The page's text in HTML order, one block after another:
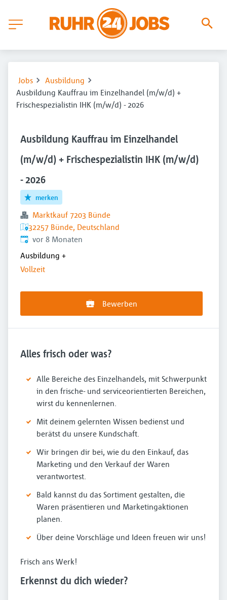
Jobs
Ausbildung
Ausbildung Kauffrau im Einzelhandel (m/w/d) +
Frischespezialistin IHK (m/w/d) - 2026
Ausbildung Kauffrau im Einzelhandel
(m/w/d) + Frischespezialistin IHK (m/w/d)
- 2026
merken
Marktkauf 7203 Bünde
32257 Bünde, Deutschland
Veröffentlicht:
vor 8 Monaten
Ausbildung +
Vollzeit
Bewerben
Alles frisch oder was?
Alle Bereiche des Einzelhandels, mit Schwerpunkt
in den frische- und serviceorientierten Bereichen,
wirst du kennenlernen.
Mit deinem gelernten Wissen bedienst und
berätst du unsere Kundschaft.
Wir bringen dir bei, wie du den Einkauf, das
Marketing und den Verkauf der Waren
verantwortest.
Bald kannst du das Sortiment gestalten, die
Waren präsentieren und Marketingaktionen
planen.
Über deine Vorschläge und Ideen freuen wir uns!
Frisch ans Werk!
Erkennst du dich wieder?